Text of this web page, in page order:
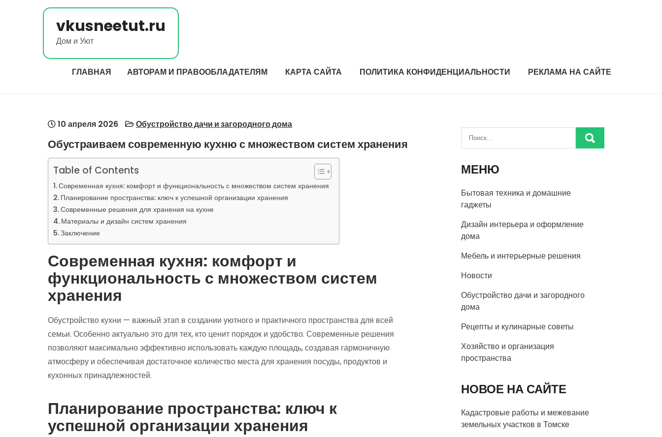
vkusneetut.ru
Дом и Уют
ГЛАВНАЯ АВТОРАМ И ПРАВООБЛАДАТЕЛЯМ КАРТА САЙТА ПОЛИТИКА КОНФИДЕНЦИАЛЬНОСТИ РЕКЛАМА НА САЙТЕ
10 апреля 2026 Обустройство дачи и загородного дома
Обустраиваем современную кухню с множеством систем хранения
Table of Contents
Современная кухня: комфорт и функциональность с множеством систем хранения
Планирование пространства: ключ к успешной организации хранения
Современные решения для хранения на кухне
Материалы и дизайн систем хранения
Заключение
Современная кухня: комфорт и
функциональность с множеством систем
хранения
Обустройство кухни — важный этап в создании уютного и практичного пространства для всей
семьи. Особенно актуально это для тех, кто ценит порядок и удобство. Современные решения
позволяют максимально эффективно использовать каждую площадь, создавая гармоничную
атмосферу и обеспечивая достаточное количество места для хранения посуды, продуктов и
кухонных принадлежностей.
Планирование пространства: ключ к
успешной организации хранения
МЕНЮ
Бытовая техника и домашние
гаджеты
Дизайн интерьера и оформление
дома
Мебель и интерьерные решения
Новости
Обустройство дачи и загородного
дома
Рецепты и кулинарные советы
Хозяйство и организация
пространства
НОВОЕ НА САЙТЕ
Кадастровые работы и межевание
земельных участков в Томске